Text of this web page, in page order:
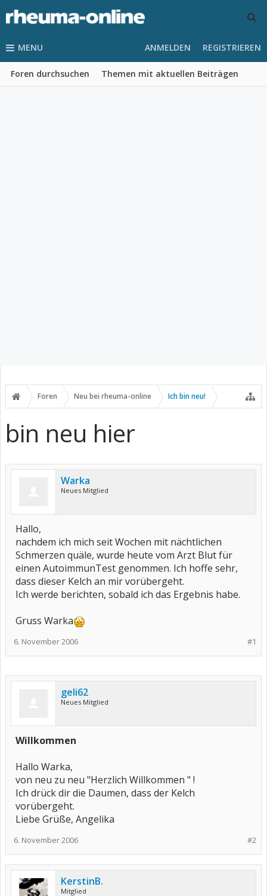
MENU
Foren durchsuchen Themen mit aktuellen Beiträgen
ANMELDEN REGISTRIEREN
Foren Neu bei rheuma-online Ich bin neu!
bin neu hier
Warka
Neues Mitglied
Hallo,
nachdem ich mich seit Wochen mit nächtlichen
Schmerzen quäle, wurde heute vom Arzt Blut für
einen AutoimmunTest genommen. Ich hoffe sehr,
dass dieser Kelch an mir vorübergeht.
Ich werde berichten, sobald ich das Ergebnis habe.
Gruss Warka
#1
6. November 2006
geli62
Neues Mitglied
Willkommen
Hallo Warka,
von neu zu neu "Herzlich Willkommen " !
Ich drück dir die Daumen, dass der Kelch
vorübergeht.
Liebe Grüße, Angelika
#2
6. November 2006
KerstinB.
Mitglied